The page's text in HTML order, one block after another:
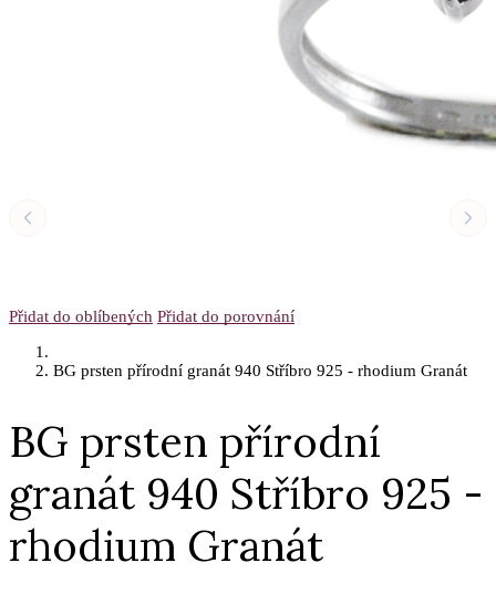
Přidat do oblíbených Přidat do porovnání
BG prsten přírodní granát 940 Stříbro 925 - rhodium Granát
BG prsten přírodní
granát 940 Stříbro 925 -
rhodium Granát